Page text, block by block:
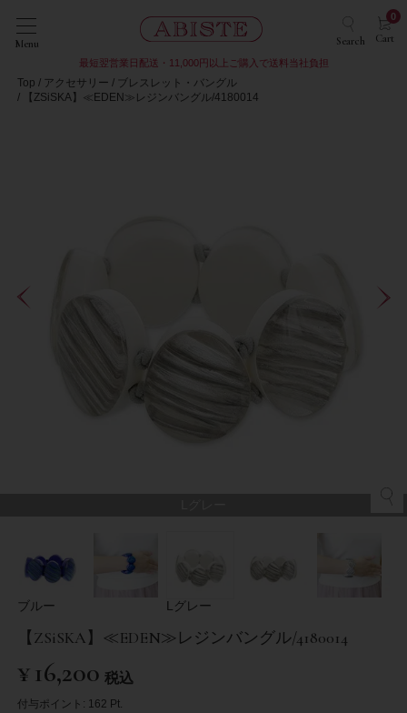
Menu Search Cart
0
最短翌営業日配送・11,000円以上ご購入で送料当社負担
Top アクセサリー
ブレスレット・バングル
【ZSiSKA】≪EDEN≫レジンバングル/4180014
ブルー Lグレー
【ZSiSKA】≪EDEN≫レジンバングル/4180014
¥16,200 税込
付与ポイント: 162 Pt.